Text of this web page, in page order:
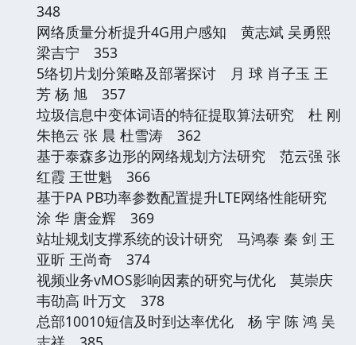
348
网络质量分析提升4G用户感知 黄志斌 吴勇熙
梁吉宁 353
5络切片划分策略及部署探讨 月 球 肖子玉 王
芳 杨 旭 357
垃圾信息中变体词语的特征提取算法研究 杜 刚
朱艳云 张 晨 杜雪涛 362
基于泰森多边形的网络规划方法研究 范云强 张
红霞 王世魁 366
基于PA PB功率参数配置提升LTE网络性能研究
涂 华 唐金辉 369
站址规划支撑系统的设计研究 马鸿泰 秦 剑 王
亚昕 王尚奇 374
视频业务vMOS影响因素的研究与优化 莫崇庆
韦劭高 叶万文 378
总部10010短信及时到达率优化 杨 宇 陈 鸿 吴